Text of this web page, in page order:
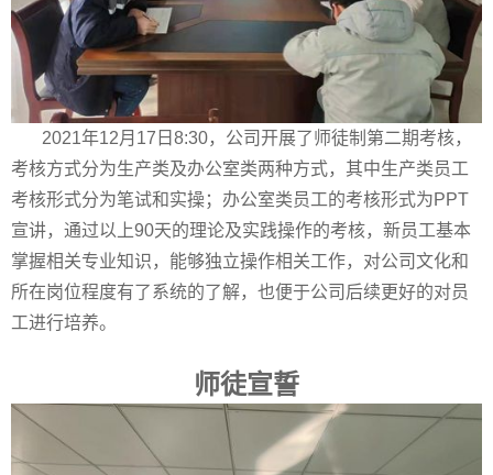
2021年12月 17 日 8:30，公司开展了师徒制第二期考核，
考核方式分为生产类及办公室类两种方式，其中生产类员工
考核形式分为笔试和实操；办公室类员工的考核形式为PPT
宣讲，通过以上90天的理论及实践操作的考核，新员工基本
掌握相关专业知识，能够独立操作相关工作，对公司文化和
所在岗位程度有了系统的了解，也便于公司后续更好的对员
工进行培养。
师徒宣誓